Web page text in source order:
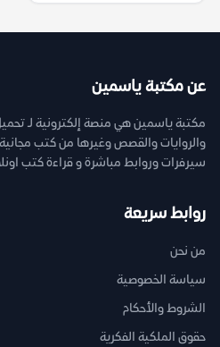
عن مكتبة ياسمين
مكتبة ياسمين هي منصة إلكترونية لـ
سيرفرات وروابط مباشرة و قراءة كتب
روابط سريعة
من نحن
سياسة الخصوصية
الشروط والأحكام
حقوق الملكية الفكرية